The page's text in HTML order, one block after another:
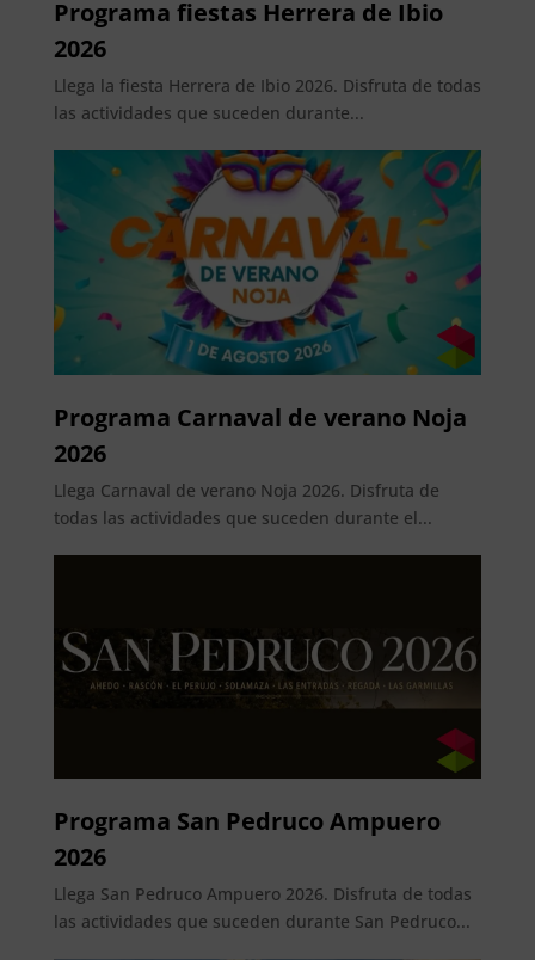
Programa fiestas Herrera de Ibio
2026
Llega la fiesta Herrera de Ibio 2026. Disfruta de todas
las actividades que suceden durante...
Programa Carnaval de verano Noja
2026
Llega Carnaval de verano Noja 2026. Disfruta de
todas las actividades que suceden durante el...
Programa San Pedruco Ampuero
2026
Llega San Pedruco Ampuero 2026. Disfruta de todas
las actividades que suceden durante San Pedruco...